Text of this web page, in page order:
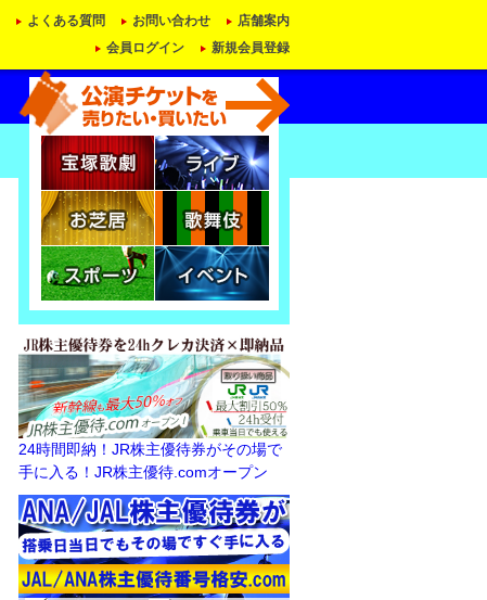
よくある質問 お問い合わせ
店舗案内
会員ログイン
新規会員登録
24時間即納！JR株主優待券がその場で
手に入る！JR株主優待.comオープン